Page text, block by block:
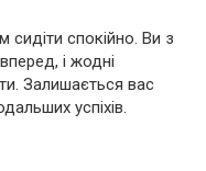
сидіти спокійно. Ви з
і жодні
Залишається вас
успіхів.